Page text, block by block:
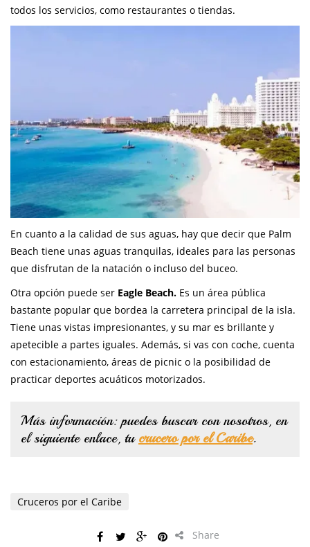
todos los servicios, como restaurantes o tiendas.
En cuanto a la calidad de sus aguas, hay que decir que Palm
Beach tiene unas aguas tranquilas, ideales para las personas
que disfrutan de la natación o incluso del buceo.
Otra opción puede ser Eagle Beach. Es un área pública
bastante popular que bordea la carretera principal de la isla.
Tiene unas vistas impresionantes, y su mar es brillante y
apetecible a partes iguales. Además, si vas con coche, cuenta
con estacionamiento, áreas de picnic o la posibilidad de
practicar deportes acuáticos motorizados.
Más información: puedes buscar con nosotros, en
el siguiente enlace, tu crucero por el Caribe.
Cruceros por el Caribe
Share